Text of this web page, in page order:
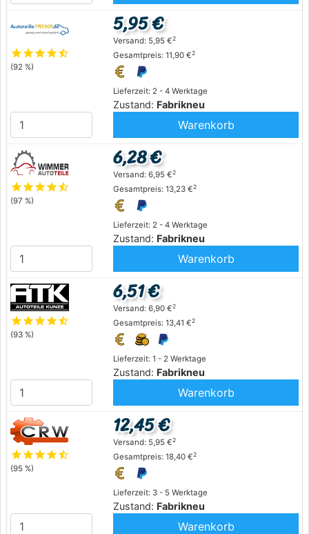
starstarstarstarstar_half
(92 %)
Lieferzeit: 2 - 4 Werktage
Zustand: Fabrikneu
5,95 €
Versand: 5,95 €2
Gesamtpreis: 11,90 €2
Warenkorb
starstarstarstarstar_half
(97 %)
Lieferzeit: 2 - 4 Werktage
Zustand: Fabrikneu
6,28 €
Versand: 6,95 €2
Gesamtpreis: 13,23 €2
Warenkorb
starstarstarstarstar_half
(93 %)
Lieferzeit: 1 - 2 Werktage
Zustand: Fabrikneu
6,51 €
Versand: 6,90 €2
Gesamtpreis: 13,41 €2
Warenkorb
starstarstarstarstar_half
(95 %)
Lieferzeit: 3 - 5 Werktage
Zustand: Fabrikneu
12,45 €
Versand: 5,95 €2
Gesamtpreis: 18,40 €2
Warenkorb